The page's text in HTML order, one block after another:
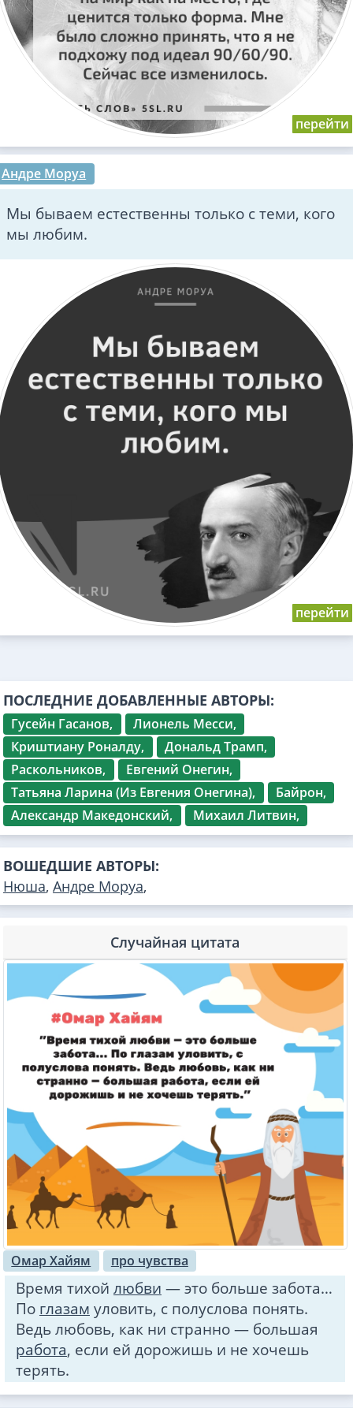
Андре Моруа
Мы бываем естественны только с теми, кого
мы любим.
ПОСЛЕДНИЕ ДОБАВЛЕННЫЕ АВТОРЫ:
Гусейн Гасанов,
Лионель Месси,
Криштиану Роналду,
Дональд Трамп,
Раскольников,
Евгений Онегин,
Татьяна Ларина (Из Евгения Онегина),
Байрон,
Александр Македонский,
Михаил Литвин,
ВОШЕДШИЕ АВТОРЫ:
Нюша, Андре Моруа,
Случайная цитата
Омар Хайям про чувства
Время тихой любви — это больше забота…
По глазам уловить, с полуслова понять.
Ведь любовь, как ни странно — большая
работа, если ей дорожишь и не хочешь
терять.